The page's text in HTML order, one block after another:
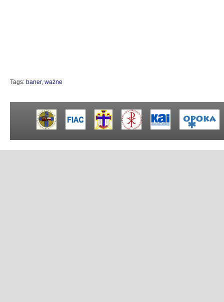
Tags: baner, ważne